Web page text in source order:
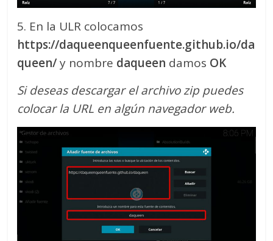
5. En la ULR colocamos
https://daqueenqueenfuente.github.io/da
queen/y nombre daqueen damos OK
Si deseas descargar el archivo zip puedes
colocar la URL en algún navegador web.